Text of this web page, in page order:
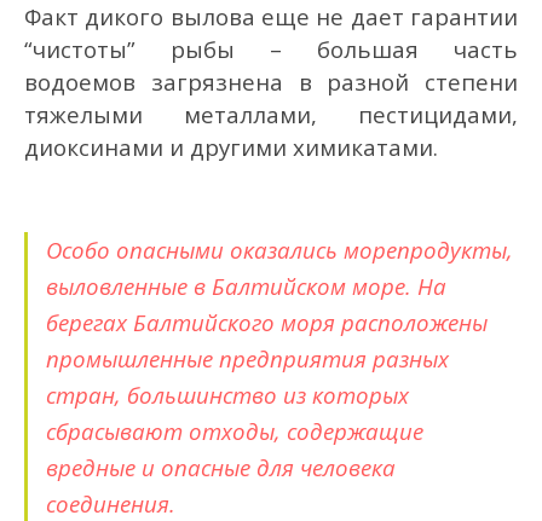
Факт дикого вылова еще не дает гарантии
“чистоты” рыбы – большая часть
водоемов загрязнена в разной степени
тяжелыми металлами, пестицидами,
диоксинами и другими химикатами.
Особо опасными оказались морепродукты,
выловленные в Балтийском море. На
берегах Балтийского моря расположены
промышленные предприятия разных
стран, большинство из которых
сбрасывают отходы, содержащие
вредные и опасные для человека
соединения.